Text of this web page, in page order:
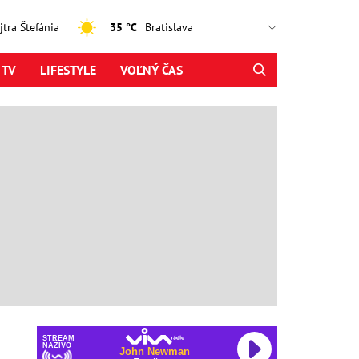
Štefánia 35 °C
LIFESTYLE VOĽNÝ ČAS
STREAM
NAŽIVO
John Newman